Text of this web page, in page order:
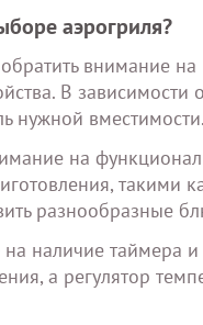
аэрогриля?
внимание
В
нужной
на
такими
разнообразные
наличие таймера
а регулятор